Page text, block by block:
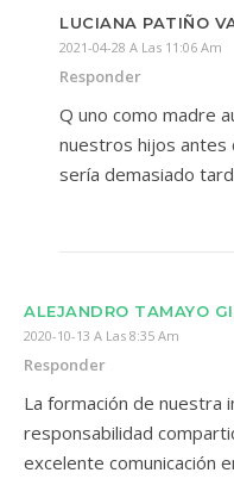
LUCIANA PATIÑO
2021-04-28 A Las 11:06 Am
Responder
Q uno como madre
nuestros hijos antes
sería demasiado
ALEJANDRO TAMAYO
2020-10-13 A Las 8:35 Am
Responder
La formación de nuestra
responsabilidad
excelente comunicación